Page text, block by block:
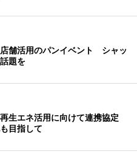
舗活用のパンイベント シャッ
題を
生エネ活用に向けて連携協定
目指して